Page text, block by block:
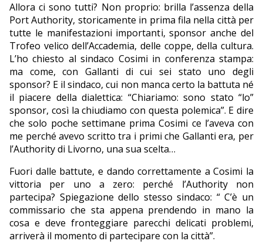
Allora ci sono tutti? Non proprio: brilla l’assenza della
Port Authority, storicamente in prima fila nella città per
tutte le manifestazioni importanti, sponsor anche del
Trofeo velico dell’Accademia, delle coppe, della cultura.
L’ho chiesto al sindaco Cosimi in conferenza stampa:
ma come, con Gallanti di cui sei stato uno degli
sponsor? E il sindaco, cui non manca certo la battuta né
il piacere della dialettica: “Chiariamo: sono stato “lo”
sponsor, così la chiudiamo con questa polemica”. E dire
che solo poche settimane prima Cosimi ce l’aveva con
me perché avevo scritto tra i primi che Gallanti era, per
l’Authority di Livorno, una sua scelta…
Fuori dalle battute, e dando correttamente a Cosimi la
vittoria per uno a zero: perché l’Authority non
partecipa? Spiegazione dello stesso sindaco: “ C’è un
commissario che sta appena prendendo in mano la
cosa e deve fronteggiare parecchi delicati problemi,
arriverà il momento di partecipare con la città”.